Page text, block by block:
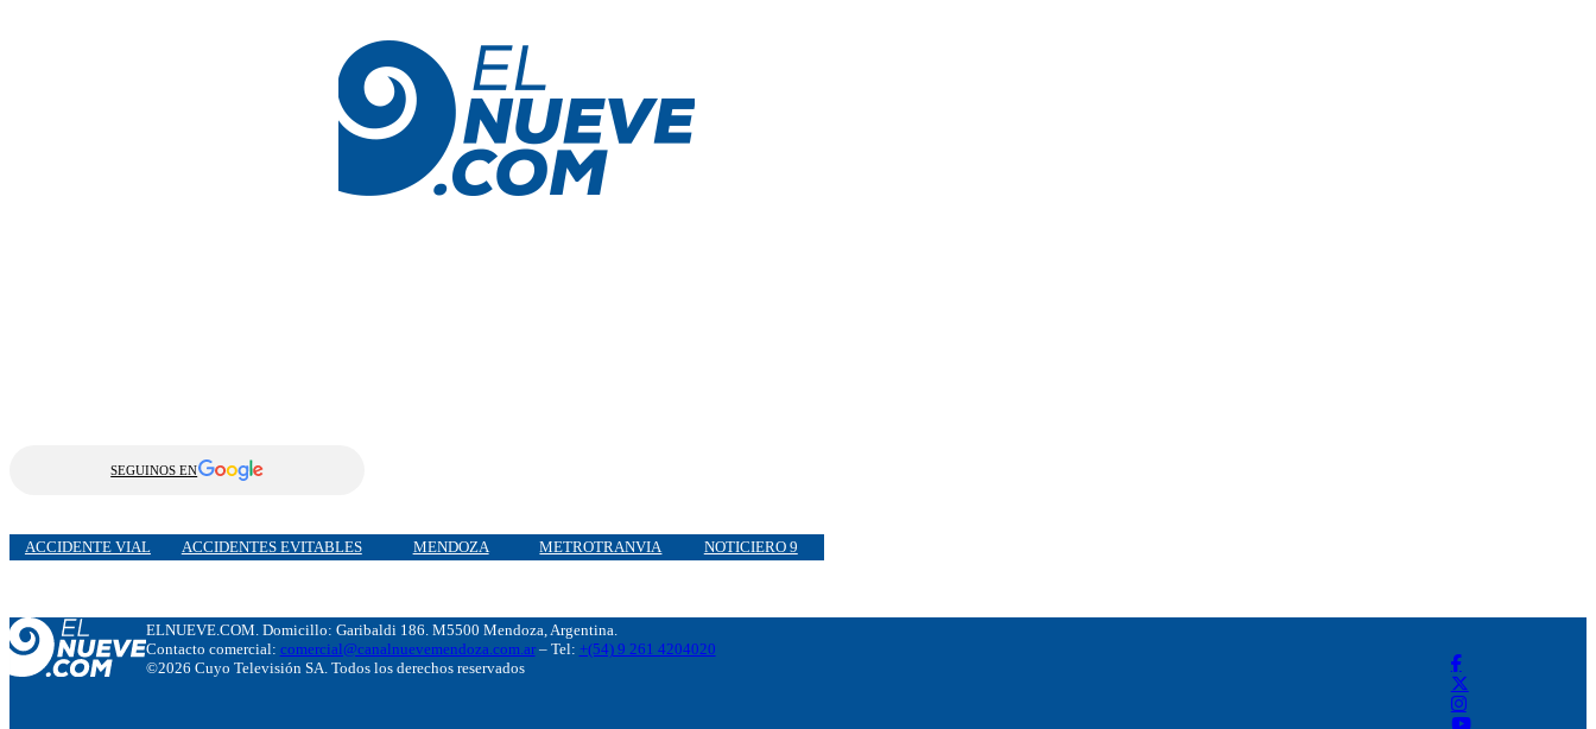
SEGUINOS EN
ACCIDENTE VIAL ACCIDENTES EVITABLES MENDOZA METROTRANVIA NOTICIERO 9
ELNUEVE.COM. Domicillo: Garibaldi 186. M5500 Mendoza, Argentina.
Contacto comercial: comercial@canalnuevemendoza.com.ar– Tel: +(54) 9 261 4204020
©2026 Cuyo Televisión SA. Todos los derechos reservados